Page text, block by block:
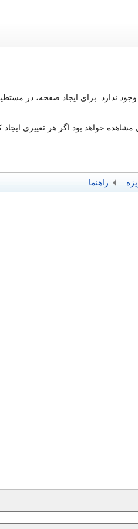
ندارد. برای ایجاد صفحه، در
خواهد بود اگر هر تغییری ایجاد
راهنما